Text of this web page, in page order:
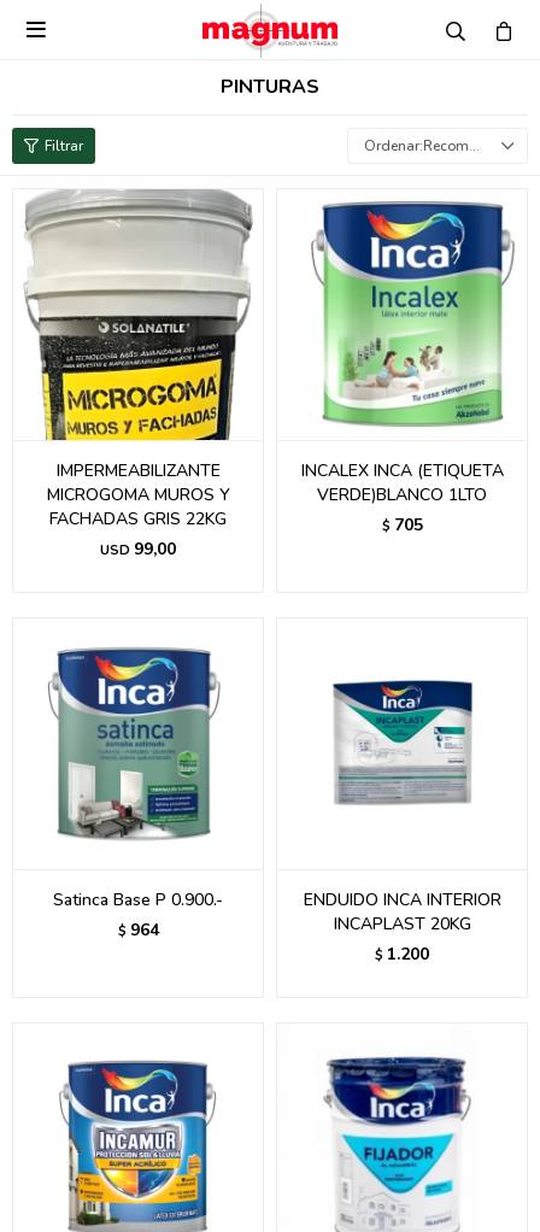

PINTURAS
Recomendados
IMPERMEABILIZANTE
MICROGOMA MUROS Y
FACHADAS GRIS 22KG
USD 99,00
INCALEX INCA (ETIQUETA
VERDE)BLANCO 1LTO
$ 705
Satinca Base P 0.900.-
$ 964
ENDUIDO INCA INTERIOR
INCAPLAST 20KG
$ 1.200